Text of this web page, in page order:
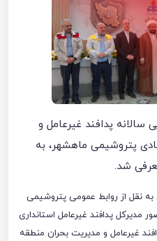
سالانه پدافند غیرعامل و
پتروشیمی ماهشهر، به
شد.
نقل از روابط عمومی پتروشیمی
مدیرکل پدافند غیرعامل استانداری
غیرعامل و مدیریت بحران منطقه